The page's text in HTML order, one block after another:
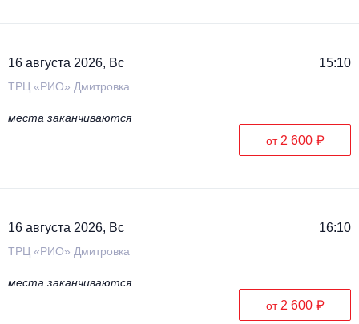
16 августа 2026, Вс 15:10
ТРЦ «РИО» Дмитровка
места заканчиваются
от 2 600 ₽
16 августа 2026, Вс 16:10
ТРЦ «РИО» Дмитровка
места заканчиваются
от 2 600 ₽